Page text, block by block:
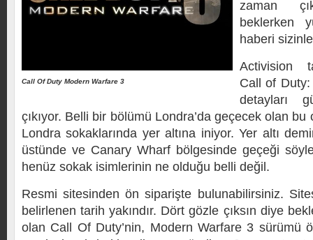
Call Of Duty Modern Warfare 3
zaman
beklerken
haberi
Activision
Call of Duty:
detayları
çıkıyor. Belli bir bölümü Londra’da geçecek olan bu
Londra sokaklarında yer altına iniyor. Yer altı
üstünde ve Canary Wharf bölgesinde geçeği
henüz sokak isimlerinin ne olduğu belli değil.
Resmi sitesinden ön siparişte bulunabilirsiniz.
belirlenen tarih yakındır. Dört gözle çıksın diye
olan Call Of Duty’nin, Modern Warfare 3 sürümü